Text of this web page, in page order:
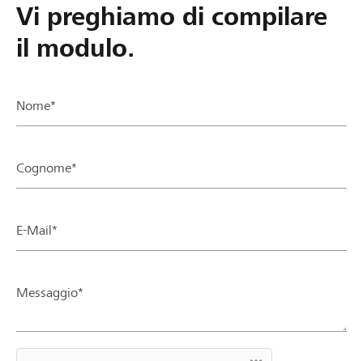
Vi preghiamo di compilare
il modulo.
Nome*
Cognome*
E-Mail*
Messaggio*